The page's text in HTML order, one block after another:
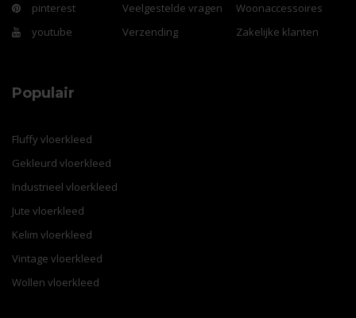
pinterest
youtube
Veelgestelde vragen
Verzending
Woonaccessoires
Zakelijke klanten
Populair
Fluffy vloerkleed
Gekleurd vloerkleed
Industrieel vloerkleed
Jute vloerkleed
Kelim vloerkleed
Vintage vloerkleed
Wollen vloerkleed